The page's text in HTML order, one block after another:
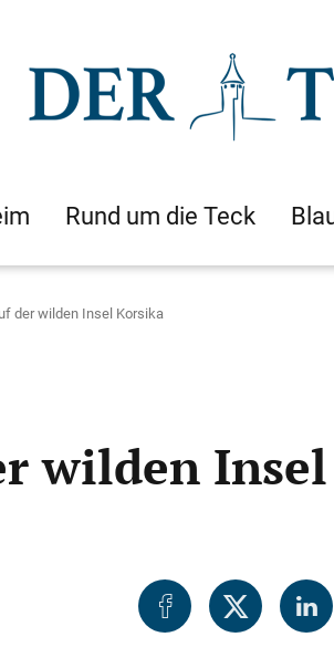
Rund um die Teck
der wilden Insel Korsika
wilden